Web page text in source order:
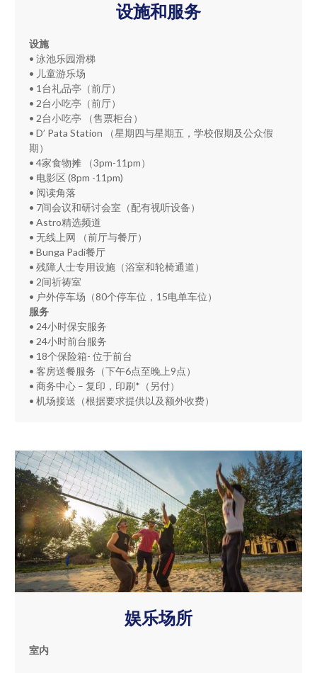
设施和服务
设施
• 泳池乐园滑梯
• 儿童游乐场
• 1台礼品亭（前厅）
• 2台小吃亭（前厅）
• 2台小吃亭 （售票柜台）
• D’ Pata Station （星期四与星期五，学校假期及公众假
期）
• 4家食物摊 （3pm-11pm）
• 电影区 (8pm -11pm)
• 阅读角落
• 7间会议和研讨会室（配有视听设备）
• Astro精选频道
• 无线上网 （前厅与餐厅）
• Bunga Padi餐厅
• 残障人士专用设施（浴室和轮椅通道）
• 2间祈祷室
• 户外停车场（80个停车位，15电单车位）
服务
• 24小时保安服务
• 24小时前台服务
• 18个保险箱- 位于前台
• 客房送餐服务（下午6点至晚上9点）
• 商务中心 – 复印，印刷*（另付）
• 机场接送（根据要求提供以及额外收费）
娱乐场所
室内